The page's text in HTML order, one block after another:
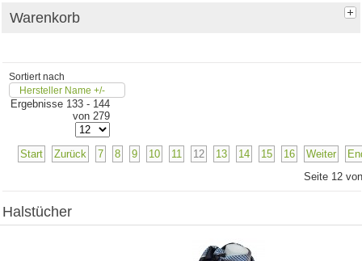
Warenkorb
Sortiert nach
Hersteller Name +/-
Ergebnisse 133 - 144
von 279
Start Zurück 7 8 9 10 11 12 13 14 15 16 Weiter
Seite 12
Halstücher